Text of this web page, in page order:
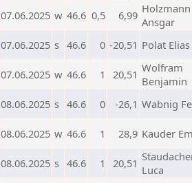
07.06.2025 w 46.6 0,5 6,99 Holzmann
Ansgar
07.06.2025 s 46.6 0 -20,51 Polat Elias
07.06.2025 w 46.6 1 20,51 Wolfram
Benjamin
08.06.2025 s 46.6 0 -26,1 Wabnig
08.06.2025 w 46.6 1 28,9 Kauder
08.06.2025 s 46.6 1 20,51 Luca